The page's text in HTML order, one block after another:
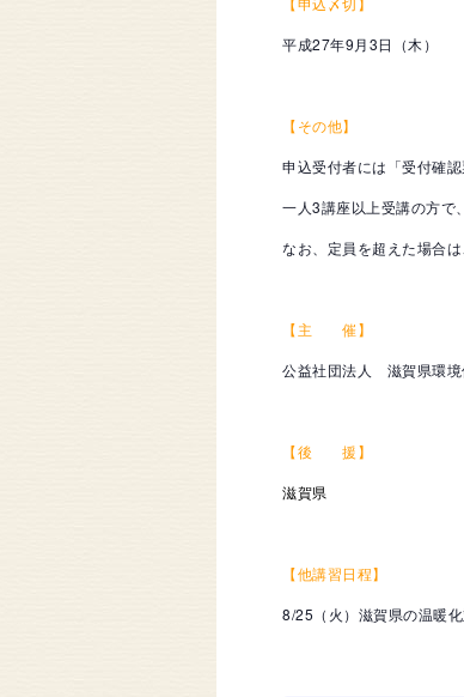
平成27年9月3日（木）
【その他】
申込受付者には「受付確
一人3講座以上受講の方で
なお、定員を超えた場合
【主 催】
公益社団法人 滋賀県環境
【後 援】
滋賀県
【他講習日程】
8/25（火）滋賀県の温暖